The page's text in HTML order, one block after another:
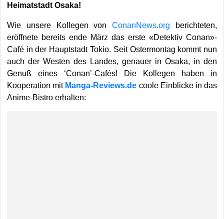
Heimatstadt Osaka!
Wie unsere Kollegen vonConanNews.org
berichteten,
eröffnete bereits ende März das erste «Detektiv Conan»-
Café in der Hauptstadt Tokio. Seit Ostermontag kommt nun
auch der Westen des Landes, genauer in Osaka, in den
Genuß eines ‘Conan’-Cafés! Die Kollegen haben in
Kooperation mit Manga-Reviews.de coole Einblicke in das
Anime-Bistro erhalten: